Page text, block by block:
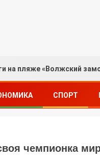
на пляже «Волжский
СПОРТ
чемпионка